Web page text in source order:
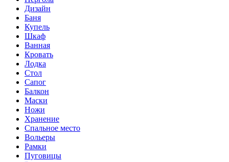
Дизайн
Баня
Купель
Шкаф
Ванная
Кровать
Лодка
Стол
Сапог
Балкон
Маски
Ножи
Хранение
Спальное место
Вольеры
Рамки
Пуговицы